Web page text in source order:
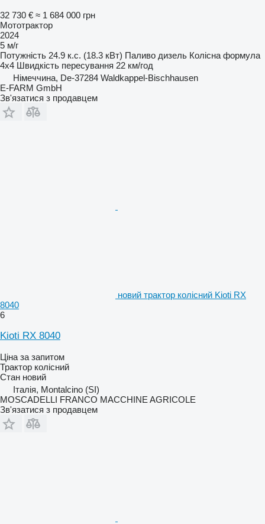
32 730 € ≈ 1 684 000 грн
Мототрактор
2024
5 м/г
Потужність 24.9 к.с. (18.3 кВт) Паливо дизель Колісна формула
4x4 Швидкість пересування 22 км/год
Німеччина, De-37284 Waldkappel-Bischhausen
E-FARM GmbH
Зв'язатися з продавцем
новий трактор колісний Kioti RX
8040
6
Kioti RX 8040
Ціна за запитом
Трактор колісний
Стан новий
Італія, Montalcino (SI)
MOSCADELLI FRANCO MACCHINE AGRICOLE
Зв'язатися з продавцем